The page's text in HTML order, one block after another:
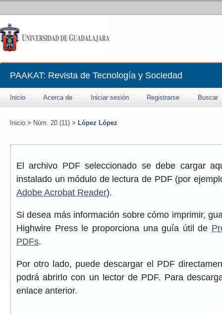
PAAKAT: Revista de Tecnología y Sociedad
Inicio Acerca de Iniciar sesión Registrarse Buscar
Inicio > Núm. 20 (11) > López López
El archivo PDF seleccionado se debe cargar
instalado un módulo de lectura de PDF (por
Adobe Acrobat Reader).
Si desea más información sobre cómo imprimir,
Highwire Press le proporciona una guía útil de
PDFs.
Por otro lado, puede descargar el PDF
podrá abrirlo con un lector de PDF. Para
enlace anterior.